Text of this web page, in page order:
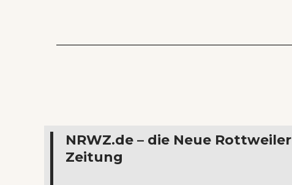
NRWZ.de – die Neue Rottweiler
Zeitung